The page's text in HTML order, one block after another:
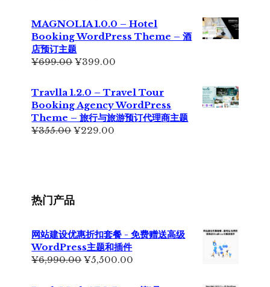
为：
¥699.00。
价
格
为：
MAGNOLIA 1.0.0 – Hotel
Booking WordPress Theme – 酒
店预订主题
¥699.00原
为：
¥699.00。
¥399.00
格
为：
¥399.00。
Travlla 1.2.0 – Travel Tour
Booking Agency WordPress
Theme – 旅行与旅游预订代理商主题
¥355.00原
¥229.00
热门产品
网站建设优惠折扣套餐 - 免费赠送高级
WordPress主题和插件
¥6,990.00原
为：
¥5,500.00
价